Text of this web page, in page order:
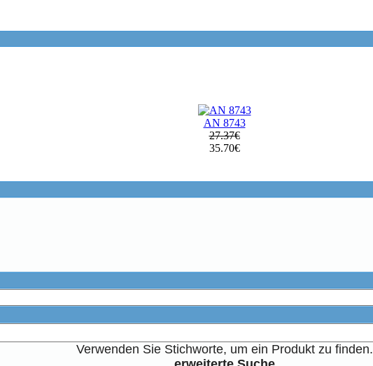
AN 8743
27.37€
35.70€
Verwenden Sie Stichworte, um ein Produkt zu finden.